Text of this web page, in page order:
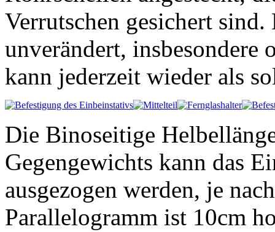
Verrutschen gesichert
unverändert, insbesondere
kann jederzeit wieder als
Die Binoseitige
Gegengewichts kann das
ausgezogen werden, je
Parallelogramm ist 10cm